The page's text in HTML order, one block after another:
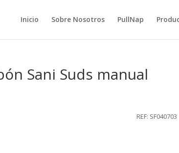
Inicio Sobre Nosotros PullNap
Sani Suds manual
REF: SF040703